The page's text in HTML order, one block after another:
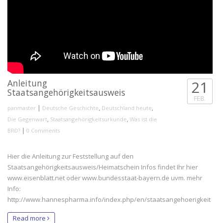
Anleitung
Staatsangehörigkeitsausweis
panmaster | Deutsche Geschichte, Deutschland heute,
Die Gegenwart, Staatsangehörigkeitsurkunde, Was ist die
BRD? | 0 Comments
21
FEB.
Hier die Anleitung zur Feststellung auf den
Staatsangehörigkeitsausweis/Heimatschein Infos findet Ihr hier
www.eisenblatt.net oder www.bundesstaat-bayern.de uvm. mehr
Info:
http://www.hannespharma.info/index.php/en/staatsangehoerigkeit
Read more